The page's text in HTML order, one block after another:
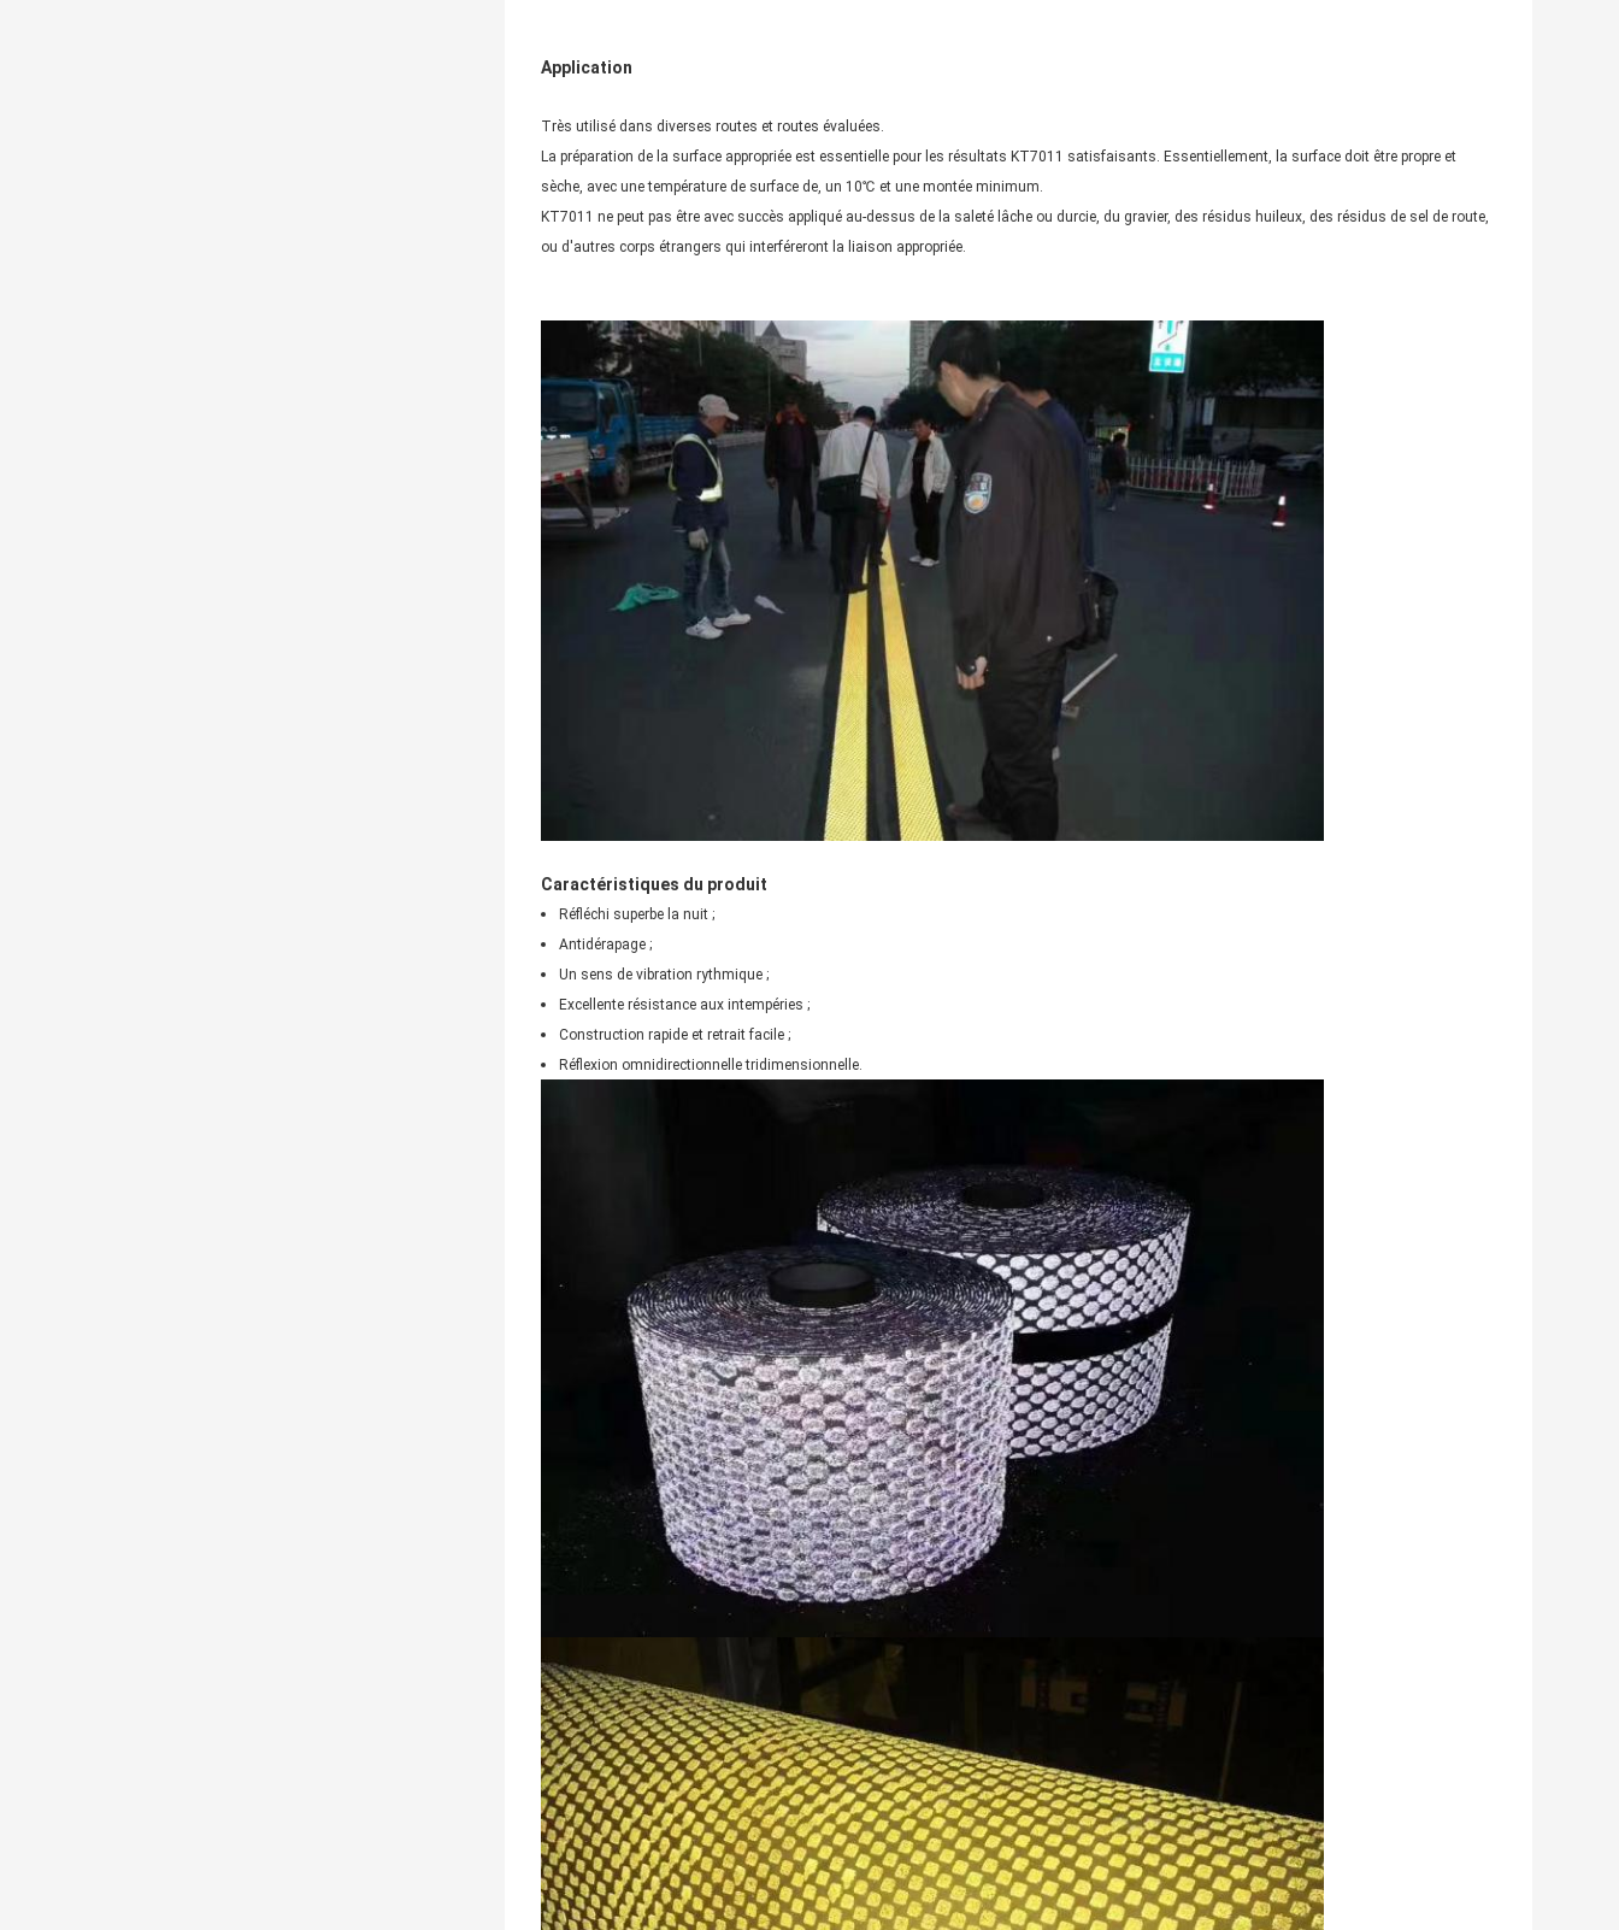
Application
Très utilisé dans diverses routes et routes évaluées.
La préparation de la surface appropriée est essentielle pour les résultats KT7011 satisfaisants. Essentiellement, la surface doit être propre et
sèche, avec une température de surface de, un 10℃ et une montée minimum.
KT7011 ne peut pas être avec succès appliqué au-dessus de la saleté lâche ou durcie, du gravier, des résidus huileux, des résidus de sel de route,
ou d'autres corps étrangers qui interféreront la liaison appropriée.
Caractéristiques du produit
Réfléchi superbe la nuit ;
Antidérapage ;
Un sens de vibration rythmique ;
Excellente résistance aux intempéries ;
Construction rapide et retrait facile ;
Réflexion omnidirectionnelle tridimensionnelle.